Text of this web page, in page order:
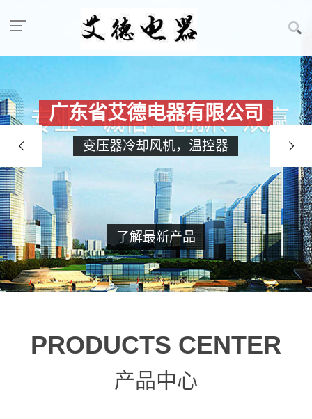
广东省艾德电器有限公司
变压器冷却风机，温控器
了解最新产品
PRODUCTS CENTER
产品中心